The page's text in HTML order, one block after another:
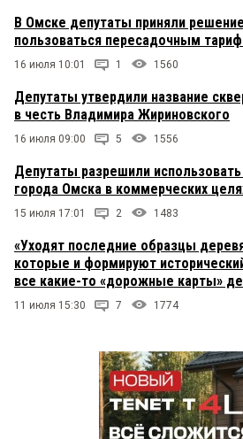
В Омске депутаты приняли
пользоваться пересадочным
16 июля 10:01 1 1560
Депутаты утвердили название
в честь Владимира Жириновского
16 июля 09:00 5 1556
Депутаты разрешили
города Омска в коммерческих
15 июля 17:01 2 1483
«Уходят последние образцы
которые и формируют
все какие-то «дорожные карты»
11 июля 15:30 7 1774